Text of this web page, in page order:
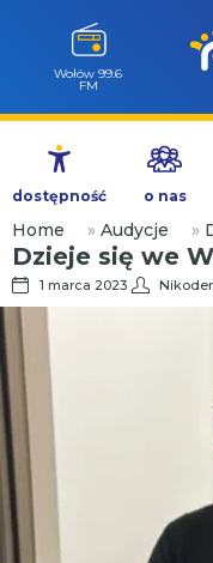
Przejdź
treści
Wołów 99.6
FM
dostępność o nas
Home » Audycje »
Dzieje się we
1 marca 2023